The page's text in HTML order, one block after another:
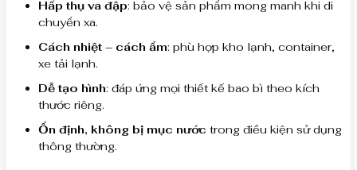
Hấp thụ va đập: bảo vệ sản phẩm mong manh khi di
chuyển xa.
Cách nhiệt – cách ẩm: phù hợp kho lạnh, container,
xe tải lạnh.
Dễ tạo hình: đáp ứng mọi thiết kế bao bì theo kích
thước riêng.
Ổn định, không bị mục nước trong điều kiện sử dụng
thông thường.